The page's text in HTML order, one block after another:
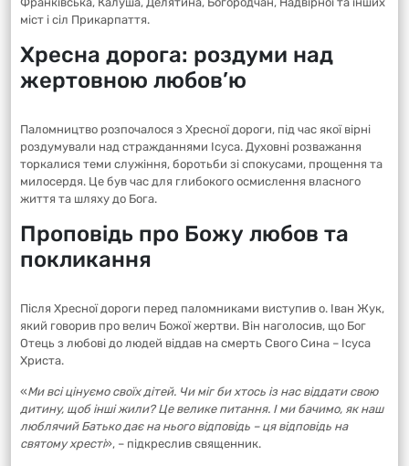
міст і сіл Прикарпаття.
Хресна дорога: роздуми над
жертовною любов’ю
Паломництво розпочалося з Хресної дороги, під час якої вірні
роздумували над стражданнями Ісуса. Духовні розважання
торкалися теми служіння, боротьби зі спокусами, прощення та
милосердя. Це був час для глибокого осмислення власного
життя та шляху до Бога.
Проповідь про Божу любов та
покликання
Після Хресної дороги перед паломниками виступив о. Іван Жук,
який говорив про велич Божої жертви. Він наголосив, що Бог
Отець з любові до людей віддав на смерть Свого Сина – Ісуса
Христа.
«Ми всі цінуємо своїх дітей. Чи міг би хтось із нас віддати свою
дитину, щоб інші жили? Це велике питання. І ми бачимо, як наш
люблячий Батько дає на нього відповідь – ця відповідь на
святому хресті», – підкреслив священник.